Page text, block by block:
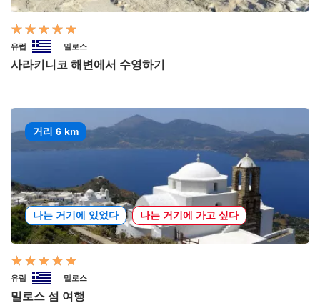
유럽 밀로스
사라키니코 해변에서 수영하기
거리 6 km
나는 거기에 있었다 나는 거기에 가고 싶다
유럽 밀로스
밀로스 섬 여행